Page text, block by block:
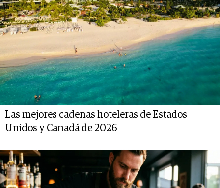
Las mejores cadenas hoteleras de Estados
Unidos y Canadá de 2026